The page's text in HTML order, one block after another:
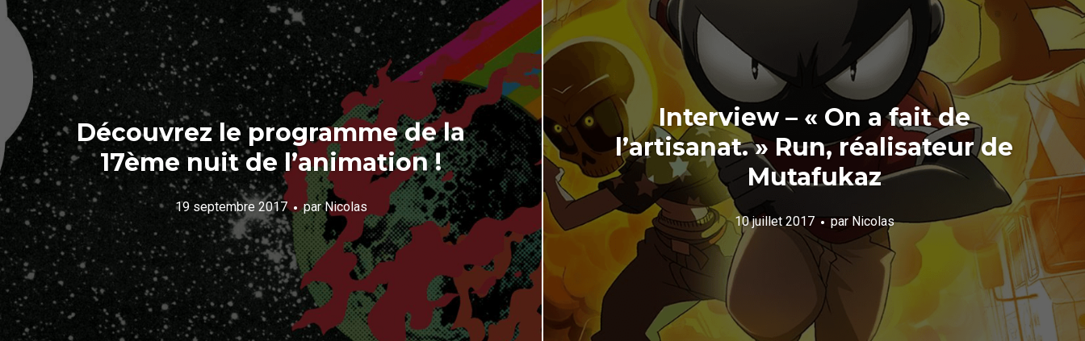
Découvrez le programme de la
17ème nuit de l’animation !
19 septembre 2017 parNicolas
Interview – « On a fait de
l’artisanat. » Run, réalisateur de
Mutafukaz
10 juillet 2017 par Nicolas